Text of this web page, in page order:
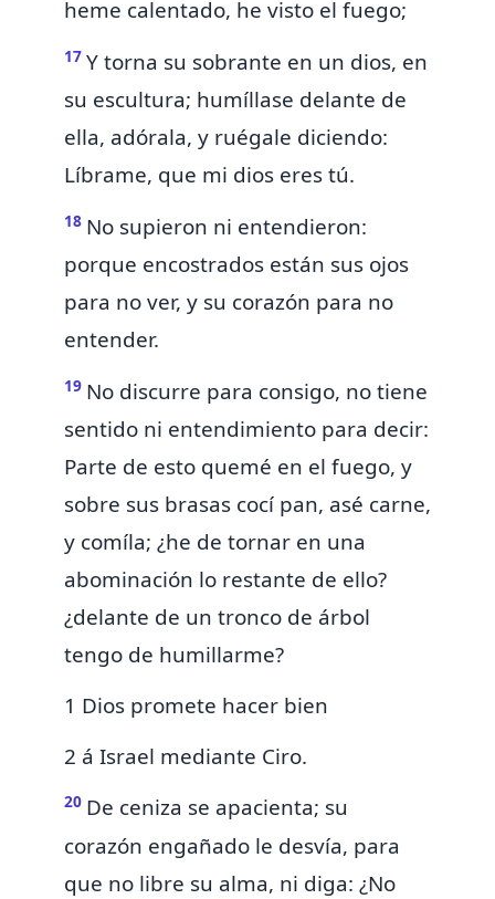
heme calentado, he visto el fuego;
17 Y torna su sobrante en un dios, en
su escultura; humíllase delante de
ella, adórala, y ruégale diciendo:
Líbrame, que mi dios eres tú.
18 No supieron ni entendieron:
porque encostrados están sus ojos
para no ver, y su corazón para no
entender.
19 No discurre para consigo, no tiene
sentido ni entendimiento para decir:
Parte de esto quemé en el fuego, y
sobre sus brasas cocí pan, asé carne,
y comíla; ¿he de tornar en una
abominación lo restante de ello?
¿delante de un tronco de árbol
tengo de humillarme?
1 Dios promete hacer bien
2 á Israel mediante Ciro.
20 De ceniza se apacienta; su
corazón engañado le desvía, para
que no libre su alma, ni diga: ¿No